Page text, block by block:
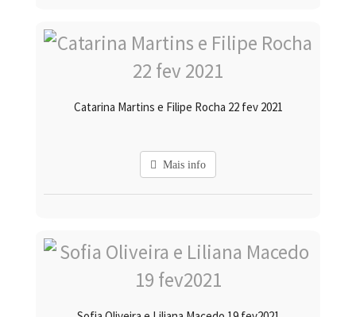
Catarina Martins e Filipe Rocha 22 fev 2021
Mais info